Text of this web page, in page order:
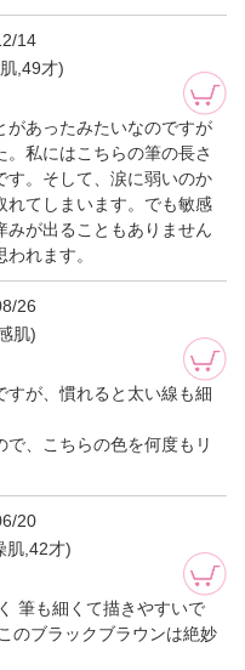
14
,49才)
があったみたいなのですが
私にはこちらの筆の長さ
す。そして、涙に弱いのか
れてしまいます。でも敏感
みが出ることもありません
れます。
26
肌)
すが、慣れると太い線も細
、こちらの色を何度もリ
20
肌,42才)
筆も細くて描きやすいで
のブラックブラウンは絶妙